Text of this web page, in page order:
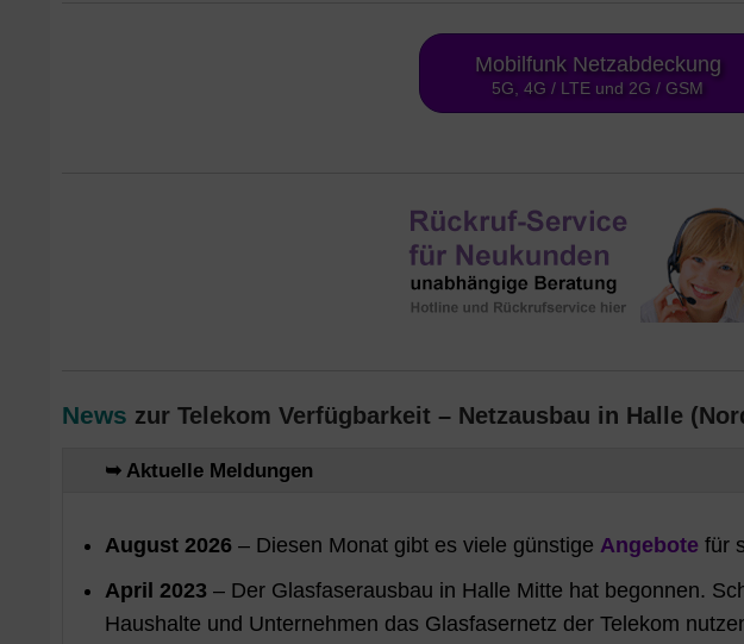
Mobilfunk Netzabdeckung
5G, 4G / LTE und 2G / GSM
News zur Telekom Verfügbarkeit – Netzausbau in Halle
➥ Aktuelle Meldungen
August 2026 – Diesen Monat gibt es viele günstige Angebote für
April 2023 – Der Glasfaserausbau in Halle Mitte hat begonnen.
Haushalte und Unternehmen das Glasfasernetz der Telekom